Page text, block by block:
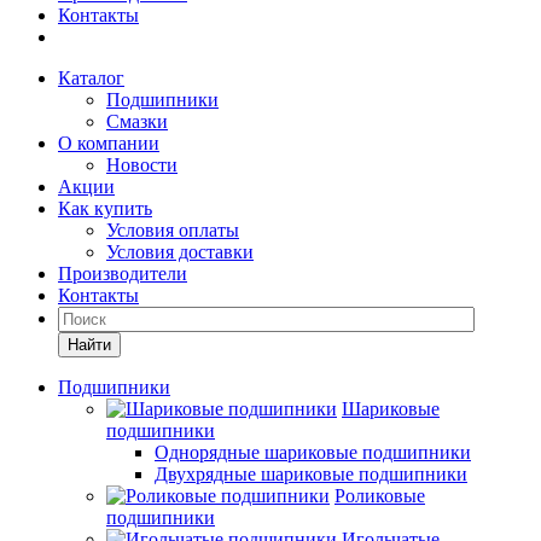
Контакты
Каталог
Подшипники
Смазки
О компании
Новости
Акции
Как купить
Условия оплаты
Условия доставки
Производители
Контакты
Найти
Подшипники
Шариковые
подшипники
Однорядные шариковые подшипники
Двухрядные шариковые подшипники
Роликовые
подшипники